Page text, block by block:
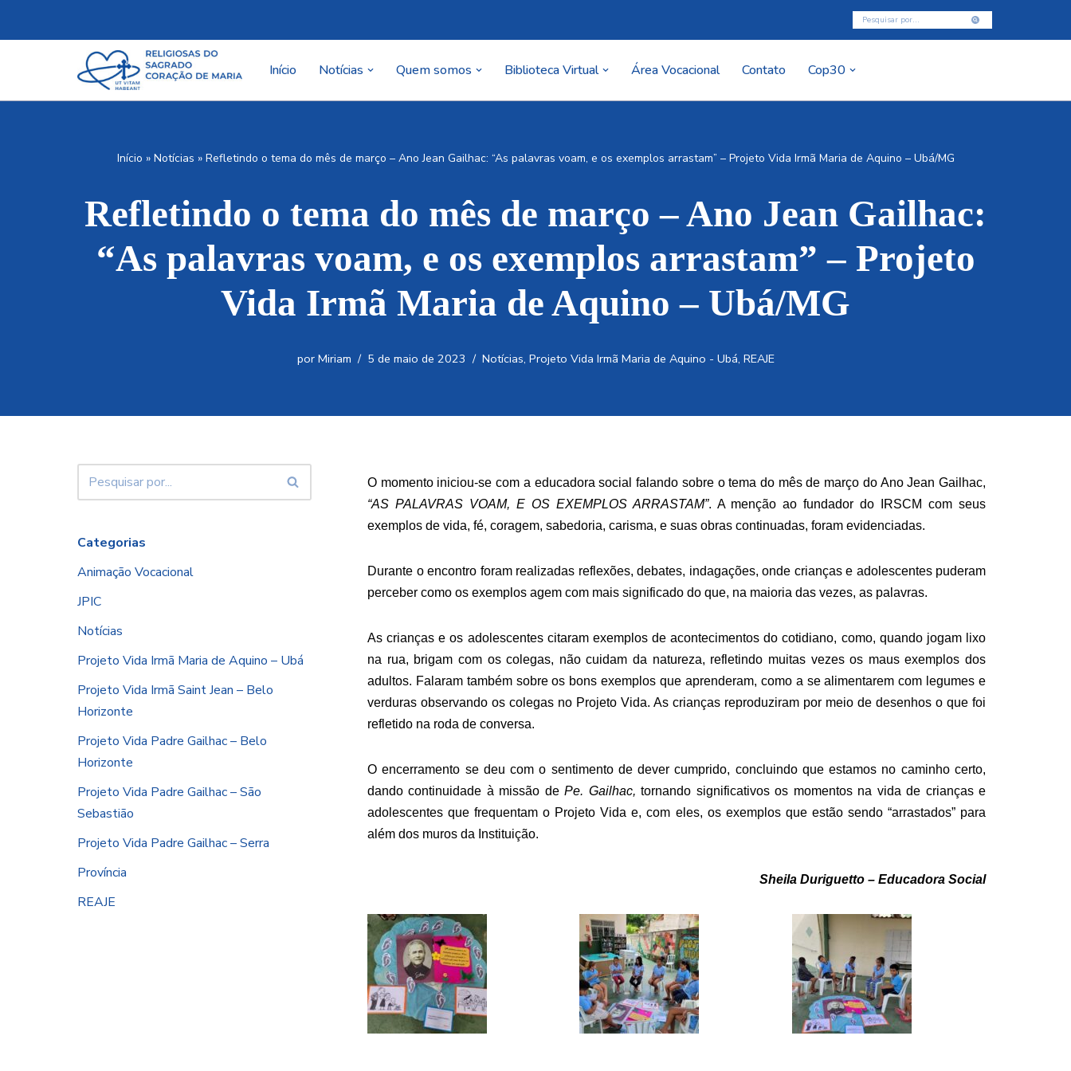
Pular
Início Notícias Quem somos Biblioteca Virtual Área Vocacional Contato Cop30
Início » Notícias » Refletindo o tema do mês de março – Ano Jean Gailhac: “As palavras voam, e os exemplos arrastam” – Projeto Vida Irmã Maria de Aquino – Ubá/MG
Refletindo o tema do mês de março – Ano Jean Gailhac:
“As palavras voam, e os exemplos arrastam” – Projeto
Vida Irmã Maria de Aquino – Ubá/MG
por Miriam 5 de maio de 2023 Notícias, Projeto Vida Irmã Maria de Aquino - Ubá, REAJE
Categorias
Animação Vocacional
JPIC
Notícias
Projeto Vida Irmã Maria de Aquino – Ubá
Projeto Vida Irmã Saint Jean – Belo
Horizonte
Projeto Vida Padre Gailhac – Belo
Horizonte
Projeto Vida Padre Gailhac – São
Sebastião
Projeto Vida Padre Gailhac – Serra
Província
REAJE
O momento iniciou-se com a educadora social falando sobre o tema do mês de março do Ano Jean Gailhac,
“AS PALAVRAS VOAM, E OS EXEMPLOS ARRASTAM”. A menção ao fundador do IRSCM com seus
exemplos de vida, fé, coragem, sabedoria, carisma, e suas obras continuadas, foram evidenciadas.
Durante o encontro foram realizadas reflexões, debates, indagações, onde crianças e adolescentes puderam
perceber como os exemplos agem com mais significado do que, na maioria das vezes, as palavras.
As crianças e os adolescentes citaram exemplos de acontecimentos do cotidiano, como, quando jogam lixo
na rua, brigam com os colegas, não cuidam da natureza, refletindo muitas vezes os maus exemplos dos
adultos. Falaram também sobre os bons exemplos que aprenderam, como a se alimentarem com legumes e
verduras observando os colegas no Projeto Vida. As crianças reproduziram por meio de desenhos o que foi
refletido na roda de conversa.
O encerramento se deu com o sentimento de dever cumprido, concluindo que estamos no caminho certo,
dando continuidade à missão dePe. Gailhac,tornando significativos os momentos na vida de crianças e
adolescentes que frequentam o Projeto Vida e, com eles, os exemplos que estão sendo “arrastados” para
além dos muros da Instituição.
Sheila Duriguetto – Educadora Social